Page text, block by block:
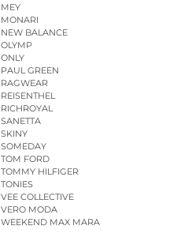
MEY
MONARI
NEW BALANCE
OLYMP
ONLY
PAUL GREEN
RAGWEAR
REISENTHEL
RICHROYAL
SANETTA
SKINY
SOMEDAY
TOM FORD
TOMMY HILFIGER
TONIES
VEE COLLECTIVE
VERO MODA
WEEKEND MAX MARA